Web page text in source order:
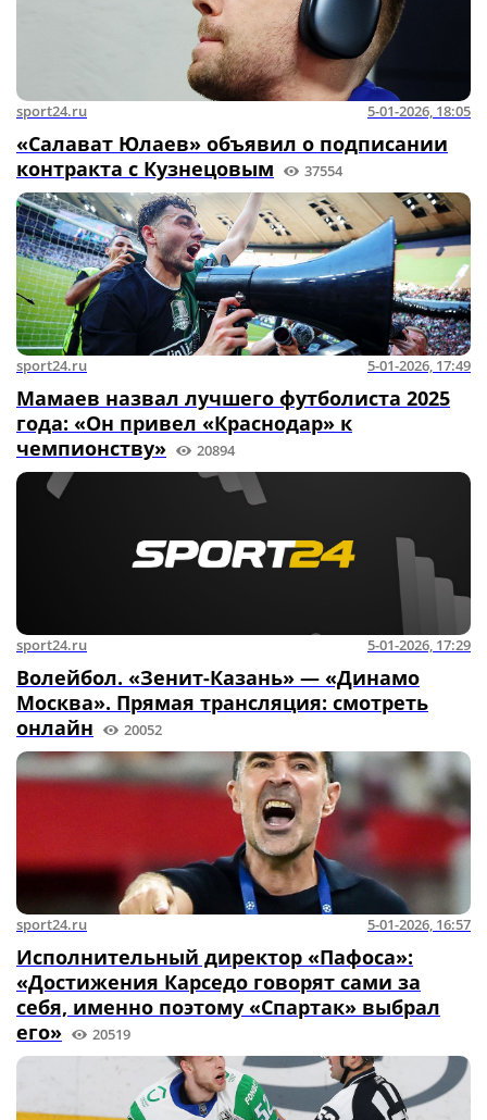
sport24.ru 5-01-2026, 18:05
«Салават Юлаев» объявил о подписании
контракта с Кузнецовым
37554
sport24.ru 5-01-2026, 17:49
Мамаев назвал лучшего футболиста 2025
года: «Он привел «Краснодар» к
чемпионству»
20894
sport24.ru 5-01-2026, 17:29
Волейбол. «Зенит-Казань» — «Динамо
Москва». Прямая трансляция: смотреть
онлайн
20052
sport24.ru 5-01-2026, 16:57
Исполнительный директор «Пафоса»:
«Достижения Карседо говорят сами за
себя, именно поэтому «Спартак» выбрал
его»
20519